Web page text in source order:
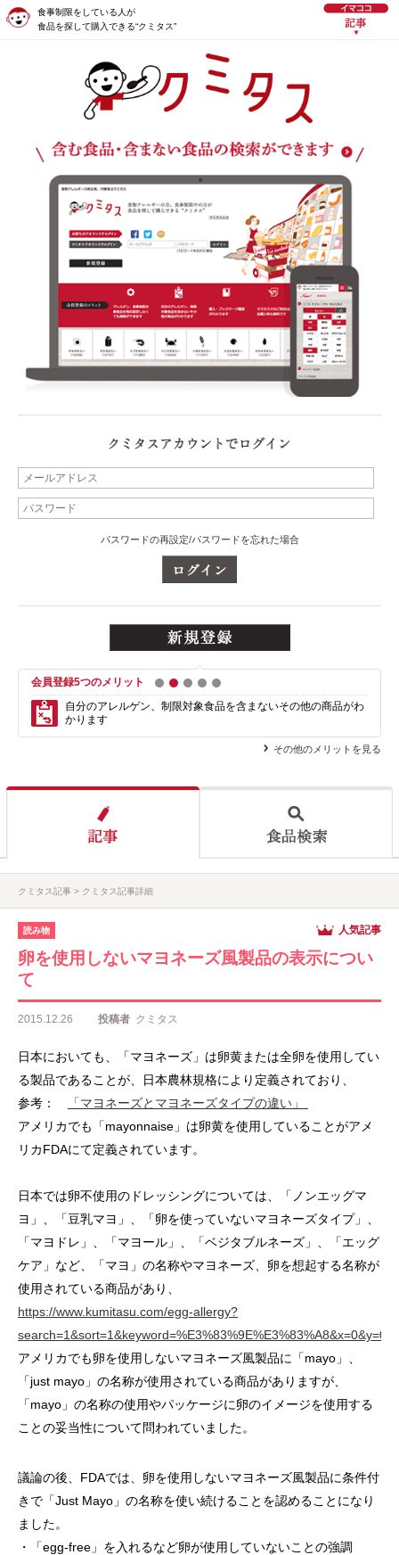
食事制限をしている人が
食品を探して購入できる“クミタス”
パスワードの再設定/パスワードを忘れた場合
会員登録5つのメリット 1 2 3 4
自分のアレルゲン、制限対象食品を含まないその他の商品がわ
かります
その他のメリットを見る
クミタス記事 クミタス記事詳細
読み物 人気記事
卵を使用しないマヨネーズ風製品の表示につい
て
2015.12.26 投稿者 クミタス
日本においても、「マヨネーズ」は卵黄または全卵を使用してい
る製品であることが、日本農林規格により定義されており、
参考：
「マヨネーズとマヨネーズタイプの違い」
アメリカでも「mayonnaise」は卵黄を使用していることがアメ
リカFDAにて定義されています。
日本では卵不使用のドレッシングについては、「ノンエッグマ
ヨ」、「豆乳マヨ」、「卵を使っていないマヨネーズタイプ」、
「マヨドレ」、「マヨール」、「ベジタブルネーズ」、「エッグ
ケア」など、「マヨ」の名称やマヨネーズ、卵を想起する名称が
使用されている商品があり、
https://www.kumitasu.com/egg-allergy?
アメリカでも卵を使用しないマヨネーズ風製品に「mayo」、
「just mayo」の名称が使用されている商品がありますが、
「mayo」の名称の使用やパッケージに卵のイメージを使用する
ことの妥当性について問われていました。
議論の後、FDAでは、卵を使用しないマヨネーズ風製品に条件付
きで「Just Mayo」の名称を使い続けることを認めることになり
ました。
・「egg-free」を入れるなど卵が使用していないことの強調